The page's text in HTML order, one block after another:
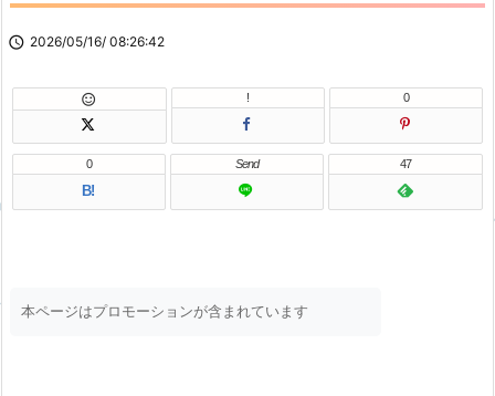
 2026/05/16/ 08:26:42
 ! 0
B!
0 Send 47
本ページはプロモーションが含まれています